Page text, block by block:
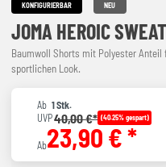
KONFIGURIERBAR NEU
JOMA HEROIC
Baumwoll Shorts mit Polyester
sportlichen Look.
Ab 1 Stk.
UVP40,00 €* (40.25% gespart)
Ab23,90 € *